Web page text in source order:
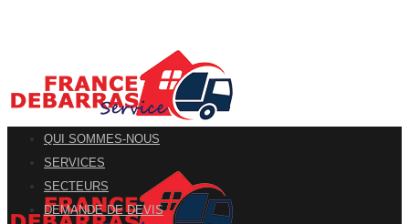
QUI SOMMES-NOUS
SERVICES
SECTEURS
DEMANDE DE DEVIS